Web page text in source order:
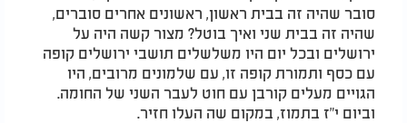
סובר שהיה זה בבית ראשון, ראשונים אחרים סוברים,
שהיה זה בבית שני ואיך בוטל? מצור קשה היה על
ירושלים ובכל יום היו משלשלים תושבי ירושלים קופה
עם כסף ותמורת קופה זו, עם שלמונים מרובים, היו
הגויים מעלים קורבן עם חוט לעבר השני של החומה.
וביום י"ז בתמוז, במקום שה העלו חזיר.